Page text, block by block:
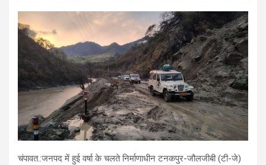
चंपावत.:जनपद में हुई वर्षा के चलते निर्माणाधीन टनकपुर-जौलजीबी (टी-जे)